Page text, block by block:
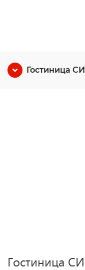
Гостиница
Гостиница